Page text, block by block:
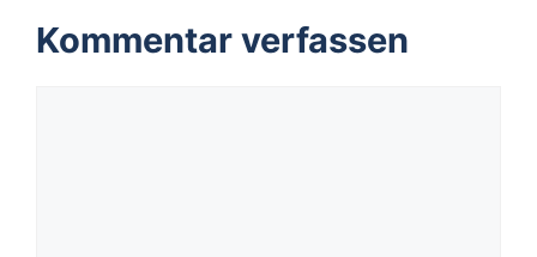
Kommentar verfassen